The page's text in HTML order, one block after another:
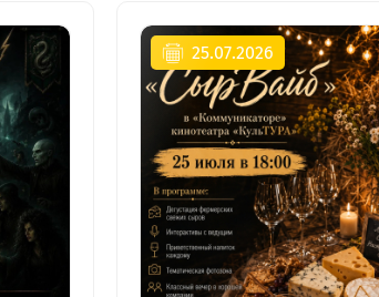
25.07.2026